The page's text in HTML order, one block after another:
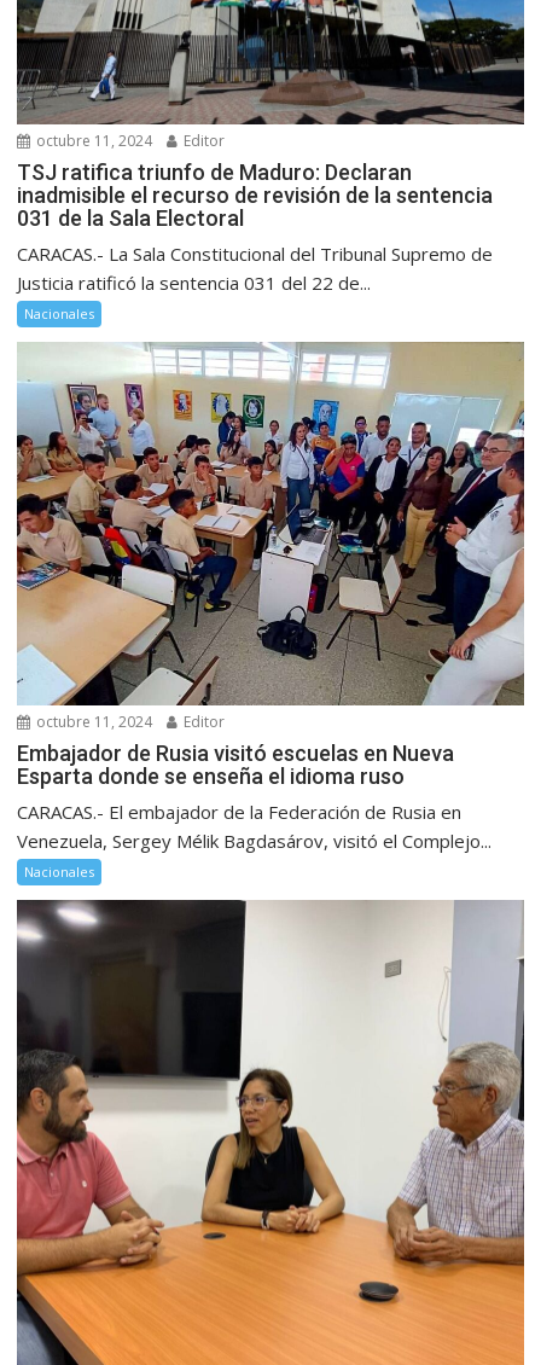
octubre 11, 2024 Editor
TSJ ratifica triunfo de Maduro: Declaran
inadmisible el recurso de revisión de la sentencia
031 de la Sala Electoral
CARACAS.- La Sala Constitucional del Tribunal Supremo de
Justicia ratificó la sentencia 031 del 22 de...
Nacionales
octubre 11, 2024 Editor
Embajador de Rusia visitó escuelas en Nueva
Esparta donde se enseña el idioma ruso
CARACAS.- El embajador de la Federación de Rusia en
Venezuela, Sergey Mélik Bagdasárov, visitó el Complejo...
Nacionales